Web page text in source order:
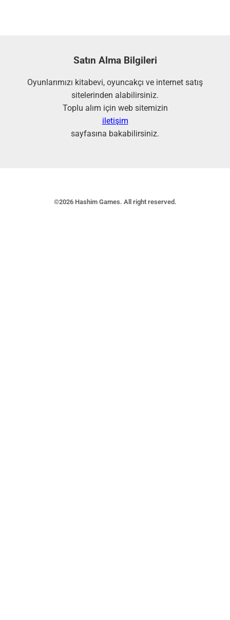
Satın Alma Bilgileri
Oyunlarımızı kitabevi, oyuncakçı ve internet satış
sitelerinden alabilirsiniz.
Toplu alım için web sitemizin
iletişim
sayfasına bakabilirsiniz.
©2026 Hashim Games. All right reserved.